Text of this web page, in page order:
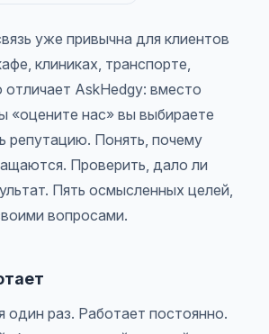
уже привычна для клиентов
клиниках, транспорте,
отличает AskHedgy: вместо
«оцените нас» вы выбираете
репутацию. Понять, почему
Проверить, дало ли
Пять осмысленных целей,
вопросами.
один раз. Работает постоянно.